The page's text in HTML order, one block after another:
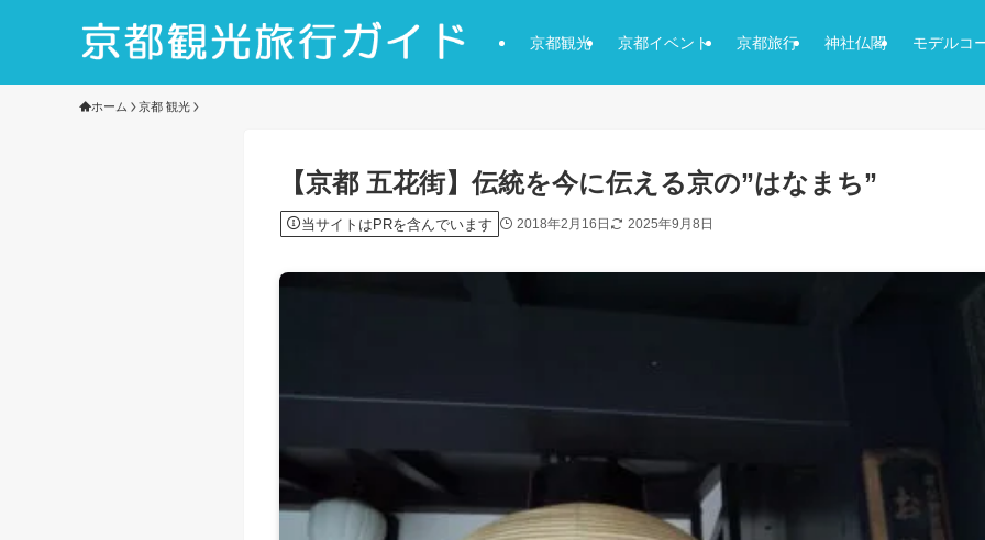
京都観光 京都イベント 京都旅行 神社仏閣 モデルコ
ホーム 京都 観光
【京都 五花街】伝統を今に伝える京の”はなまち”
当サイトはPRを含んでいます 2018年2月16日 2025年9月8日